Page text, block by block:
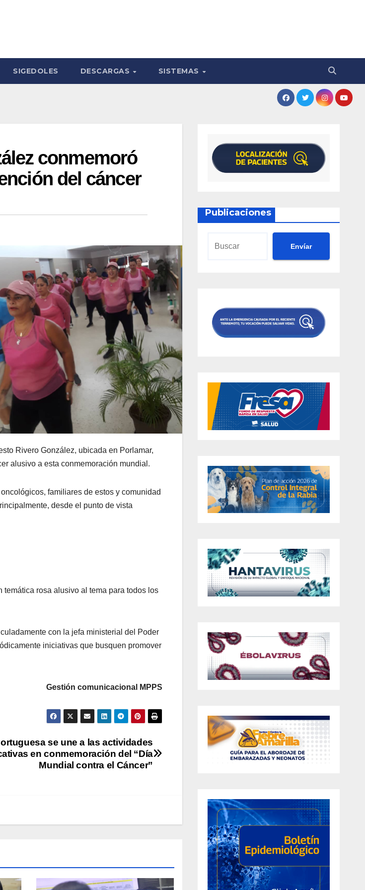
SIGEDOLES DESCARGAS SISTEMAS
conmemoró
del cáncer
Rivero González, ubicada en Porlamar,
alusivo a esta conmemoración mundial.
familiares de estos y comunidad
desde el punto de vista
rosa alusivo al tema para todos los
con la jefa ministerial del Poder
iniciativas que busquen promover
Gestión comunicacional MPPS
se une a las actividades
en conmemoración del “Día
Mundial contra el Cáncer”
Publicaciones
Envíar